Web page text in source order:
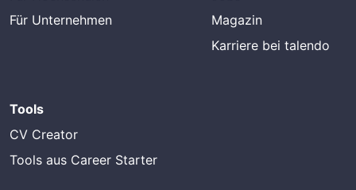
Für Unternehmen
Magazin
Karriere bei talendo
Tools
CV Creator
Tools aus Career Starter